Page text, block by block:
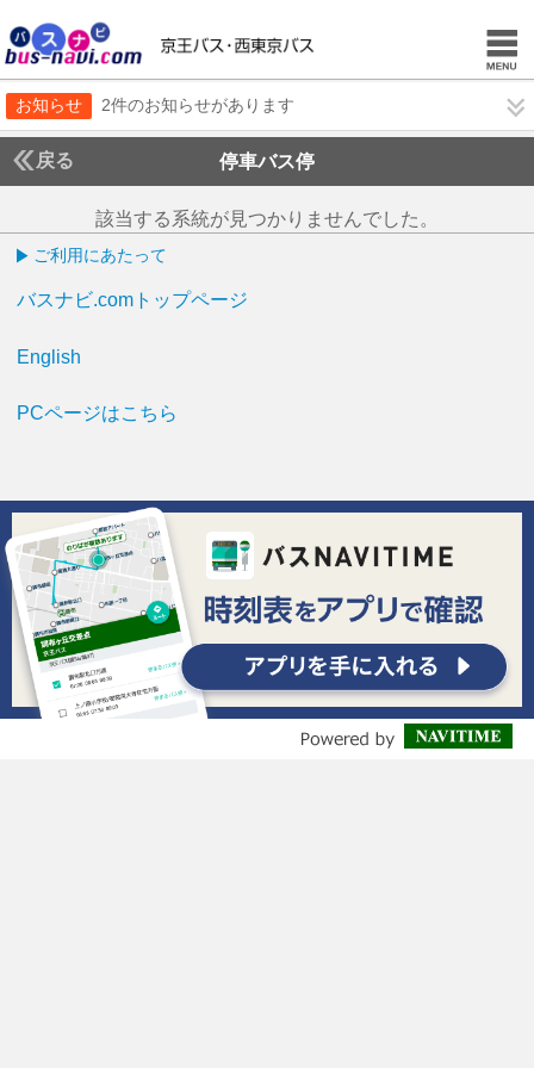
お知らせ 2件のお知らせがあります
戻る 停車バス停
該当する系統が見つかりませんでした。
ご利用にあたって
バスナビ.comトップページ
English
PCページはこちら